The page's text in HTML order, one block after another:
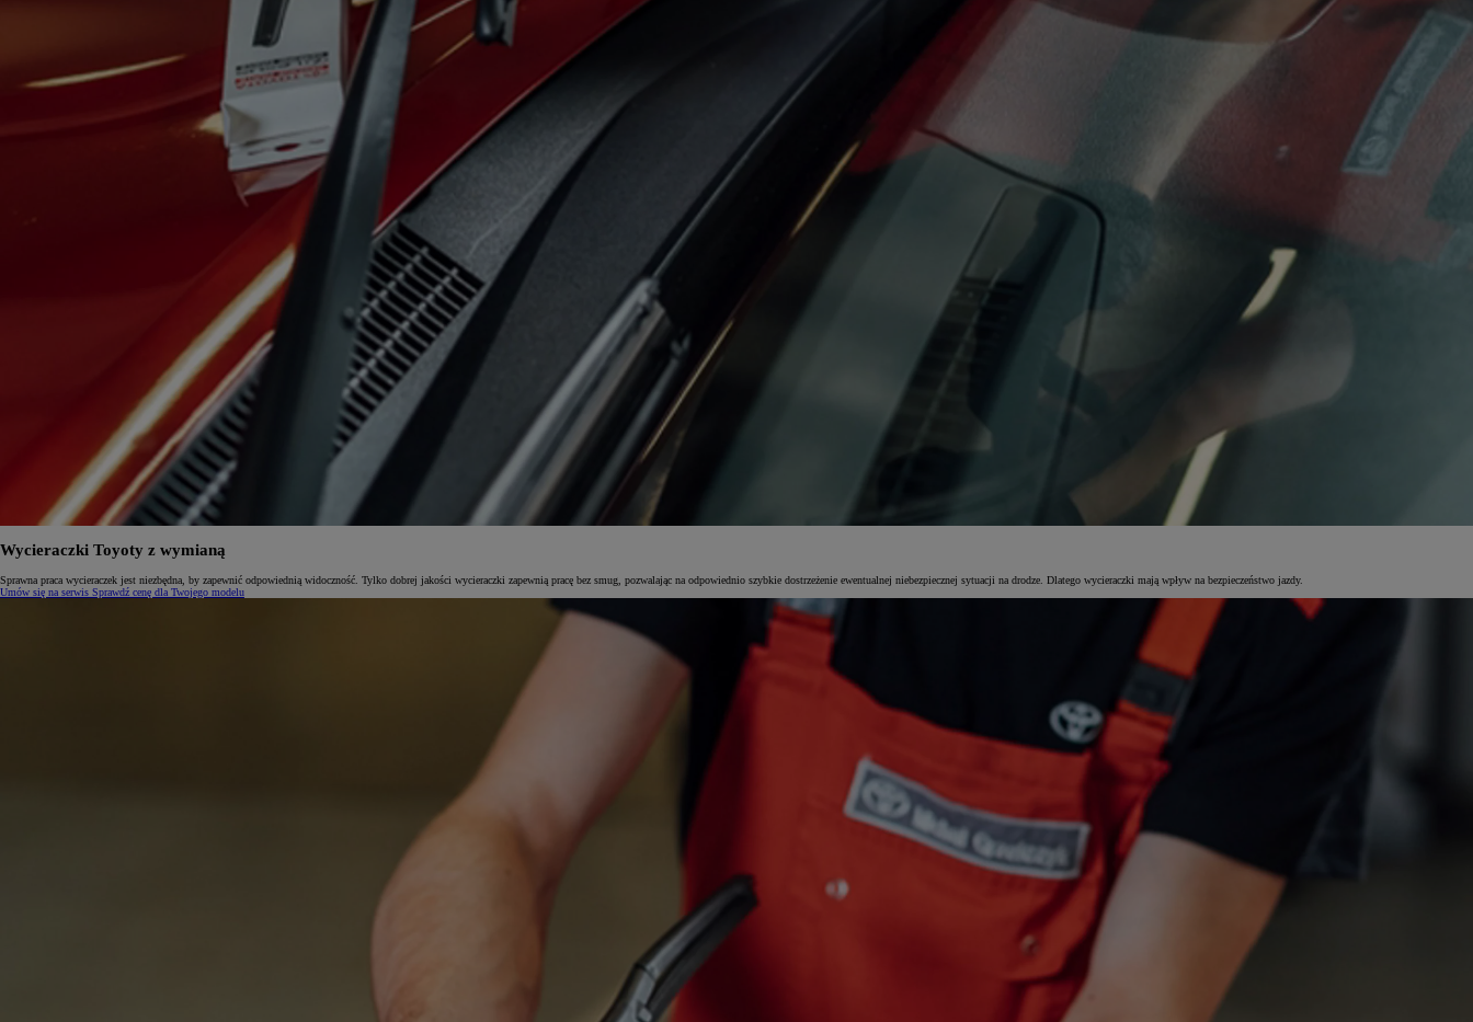
Wycieraczki Toyoty z wymianą
Sprawna praca wycieraczek jest niezbędna, by zapewnić odpowiednią widoczność. Tylko dobrej jakości wycieraczki zapewnią pracę bez smug, pozwalając na odpowiednio szybkie dostrzeżenie ewentualnej niebezpiecznej sytuacji na drodze. Dlatego wycieraczki mają wpływ na bezpieczeństwo jazdy.
Umów się na serwis Sprawdź cenę dla Twojego modelu